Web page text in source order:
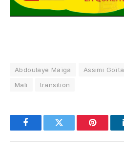
Abdoulaye Maïga Assimi Goïta
Mali
transition
FacebookTwitter Pinterest